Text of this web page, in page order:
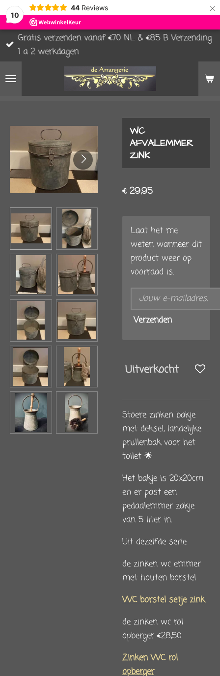
10
44 Reviews ×
Gratis verzenden vanaf €70 NL & €85 B Verzending
1 a 2 werkdagen
WC
AFVALEMMER
ZINK
€ 29,95
Laat het me
weten wanneer dit
product weer op
voorraad is.
Verzenden
Uitverkocht
Stoere zinken bakje
met deksel, landelijke
prullenbak voor het
toilet 🌟
Het bakje is 20x20cm
en er past een
pedaalemmer zakje
van 5 liter in.
Uit dezelfde serie
de zinken wc emmer
met houten borstel
WC borstel setje zink
de zinken wc rol
opberger €28,50
Zinken WC rol
opberger